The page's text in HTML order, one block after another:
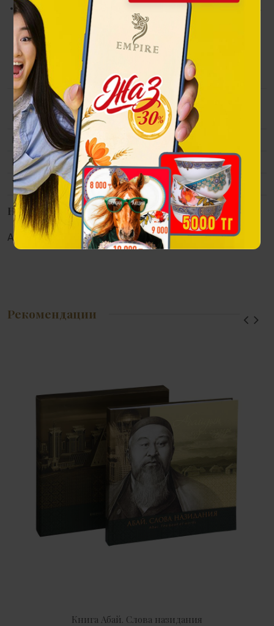
Нарды Эмир - это шикарный подарок руководителю, отцу,
дяде, брату, который подчеркнет статус и тонкий вкус
владельца. Мужчине понравится получить в подарок
игровые нарды, которые оформлены в национальных
традициях, говорящие о богатстве и роскоши предков.
Коллекция
Эмир
Материал
Дерево, метал, золотистое покрытие.
Размер
45х30х6,4 см,
Упаковка
Подарочная упаковка.
Наличие в магазинах
Алматы: Астана: Атырау: Актау:
Рекомендации
Книга Абай. Слова назидания